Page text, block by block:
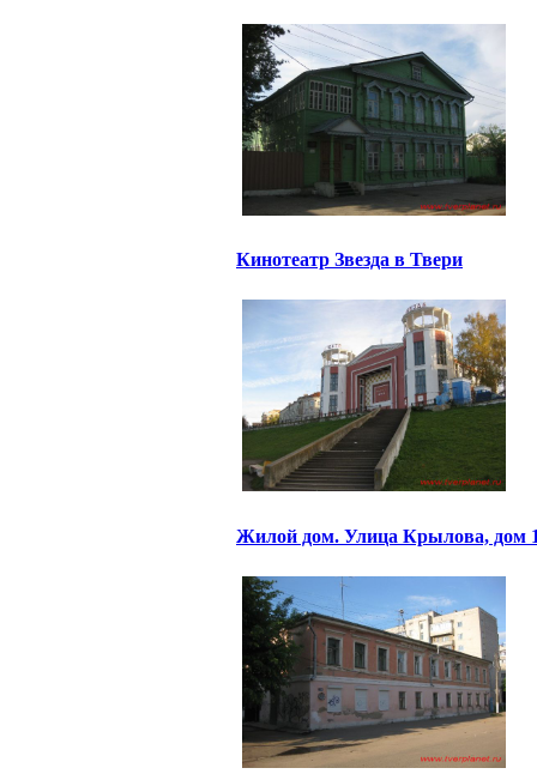
Кинотеатр Звезда в Твери
Жилой дом. Улица Крылова, дом